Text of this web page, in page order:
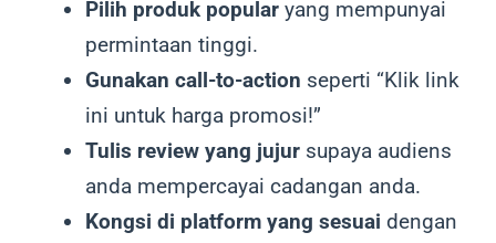
Pilih produk popular yang mempunyai
permintaan tinggi.
Gunakan call-to-action seperti “Klik link
ini untuk harga promosi!”
Tulis review yang jujur supaya audiens
anda mempercayai cadangan anda.
Kongsi di platform yang sesuai dengan